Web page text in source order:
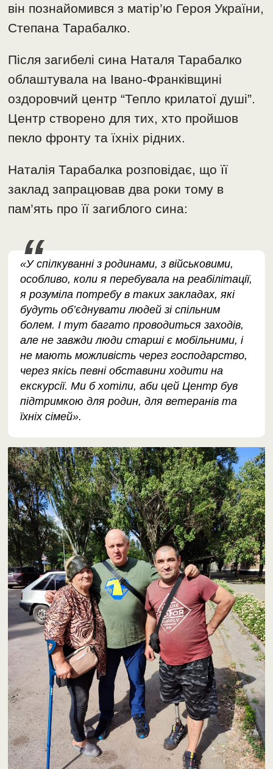
він познайомився з матір’ю Героя України,
Степана Тарабалко.
Після загибелі сина Наталя Тарабалко
облаштувала на Івано-Франківщині
оздоровчий центр “Тепло крилатої душі”.
Центр створено для тих, хто пройшов
пекло фронту та їхніх рідних.
Наталія Тарабалка розповідає, що її
заклад запрацював два роки тому в
пам’ять про її загиблого сина:
«У спілкуванні з родинами, з військовими,
особливо, коли я перебувала на реабілітації,
я розуміла потребу в таких закладах, які
будуть об’єднувати людей зі спільним
болем. І тут багато проводиться заходів,
але не завжди люди старші є мобільними, і
не мають можливість через господарство,
через якісь певні обставини ходити на
екскурсії. Ми б хотіли, аби цей Центр був
підтримкою для родин, для ветеранів та
їхніх сімей».